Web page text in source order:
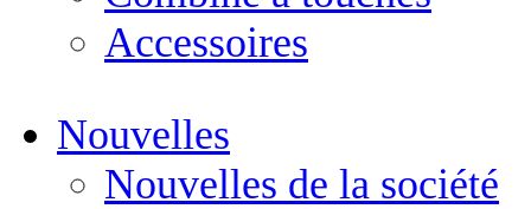
Accessoires
Nouvelles
Nouvelles de la société